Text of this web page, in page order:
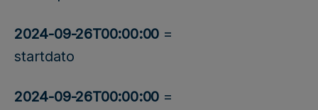
2024-09-26T00:00:00 =
startdato
2024-09-26T00:00:00 =